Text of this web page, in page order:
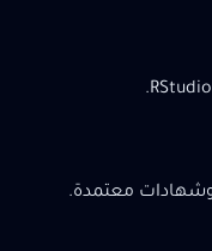
وشهادات معتمدة.